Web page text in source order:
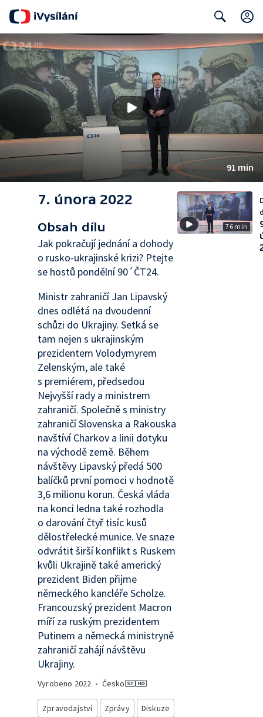
Search
91 min
7. února 2022
Obsah dílu
Jak pokračují jednání a dohody
o rusko-ukrajinské krizi? Ptejte
se hostů pondělní 90´ČT24.
Ministr zahraničí Jan Lipavský
dnes odlétá na dvoudenní
schůzi do Ukrajiny. Setká se
tam nejen s ukrajinským
prezidentem Volodymyrem
Zelenským, ale také
s premiérem, předsedou
Nejvyšší rady a ministrem
zahraničí. Společně s ministry
zahraničí Slovenska a Rakouska
navštíví Charkov a linii dotyku
na východě země. Během
návštěvy Lipavský předá 500
balíčků první pomoci v hodnotě
3,6 milionu korun. Česká vláda
na konci ledna také rozhodla
o darování čtyř tisíc kusů
dělostřelecké munice. Ve snaze
odvrátit širší konflikt s Ruskem
kvůli Ukrajině také americký
prezident Biden přijme
německého kancléře Scholze.
Francouzský prezident Macron
míří za ruským prezidentem
Putinem a německá ministryně
zahraničí zahájí návštěvu
Ukrajiny.
Vyrobeno 2022 • Česko
Zpravodajství Zprávy Diskuze
76 min